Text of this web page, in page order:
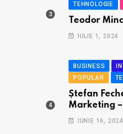
TEHNOLOGIE
Teodor
IULIE 1, 2024
BUSINESS
POPULAR
Ștefan
Marketing –
IUNIE 16, 2024